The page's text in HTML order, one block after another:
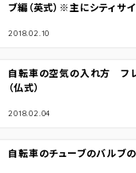
ブ編（英式）※主にシティサ
2018.02.10
自転車の空気の入れ方 フ
（仏式）
2018.02.04
自転車のチューブのバルブ